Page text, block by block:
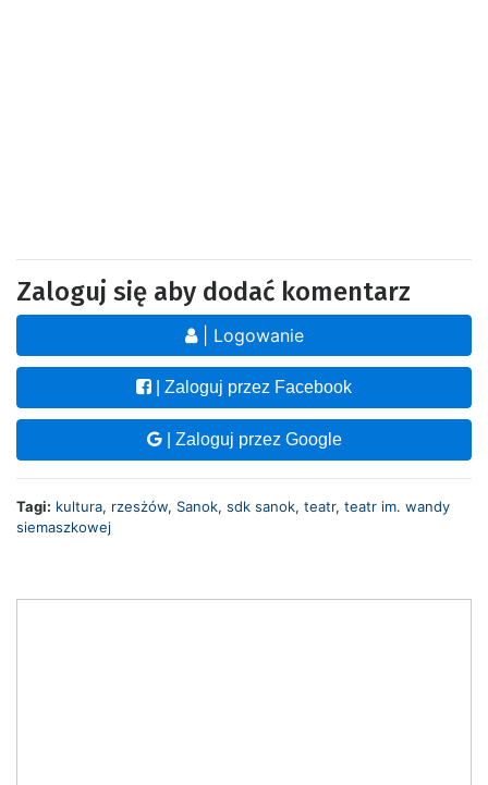
Zaloguj się aby dodać komentarz
| Logowanie
| Zaloguj przez Facebook
| Zaloguj przez Google
Tagi: kultura, rzesżów, Sanok, sdk sanok, teatr, teatr im. wandy
siemaszkowej